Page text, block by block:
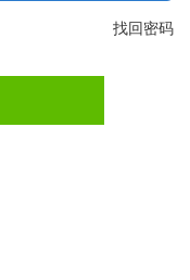
找回密码